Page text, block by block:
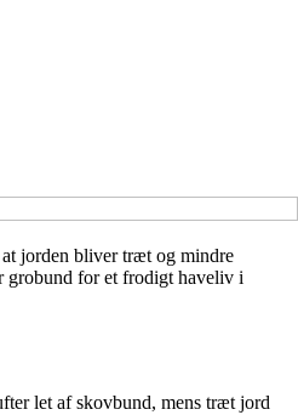
jorden bliver træt og mindre
grobund for et frodigt haveliv i
let af skovbund, mens træt jord